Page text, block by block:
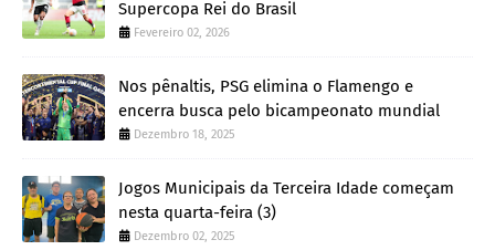
Supercopa Rei do Brasil
Fevereiro 02, 2026
Nos pênaltis, PSG elimina o Flamengo e
encerra busca pelo bicampeonato mundial
Dezembro 18, 2025
Jogos Municipais da Terceira Idade começam
nesta quarta-feira (3)
Dezembro 02, 2025